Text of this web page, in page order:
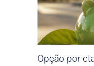
Opção por